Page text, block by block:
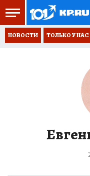
НОВОСТИ ТОЛЬКО У НАС